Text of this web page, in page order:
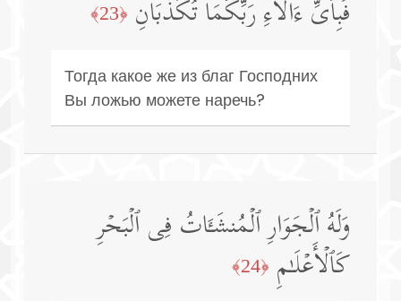
فَبِأَیِّ ءَالَاۤءِ رَبِّكُمَا تُكَذِّبَانِ ﴿23﴾
Тогда какое же из благ Господних
Вы ложью можете наречь?
وَلَهُ ٱلۡجَوَارِ ٱلۡمُنشَـَٔاتُ فِی ٱلۡبَحۡرِ
كَٱلۡأَعۡلَـٰمِ ﴿24﴾